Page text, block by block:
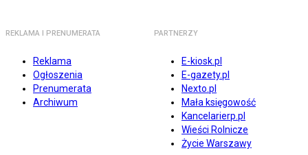
REKLAMA I PRENUMERATA
Reklama
Ogłoszenia
Prenumerata
Archiwum
PARTNERZY
E-kiosk.pl
E-gazety.pl
Nexto.pl
Mała księgowość
Kancelarierp.pl
Wieści Rolnicze
Życie Warszawy